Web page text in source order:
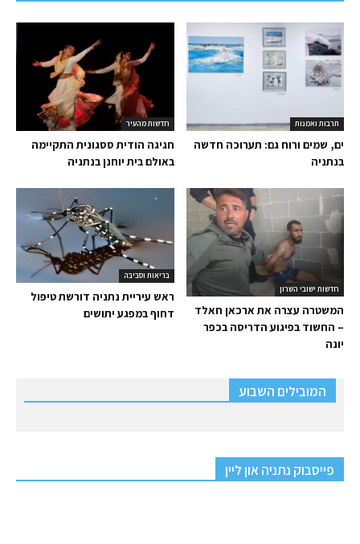
חדשות מהעיר
חגיגה הודית ססגונית התקיימה
באולם בית יוחנן בנתניה
תרבות ואמנות
ים, שמים ורוח גם: תערוכה חדשה
בנתניה
בריאות וסביבה
ראש עיריית נתניה דורשת טיפול
דחוף במפגע יתושים
חדשות ישובי השרון
המשטרה עצרה את ארכאן חאלד
– החשוד בפיגוע הדריסה בכפר
יונה
המובילים השבוע
פייסבוק נתניה און ליין